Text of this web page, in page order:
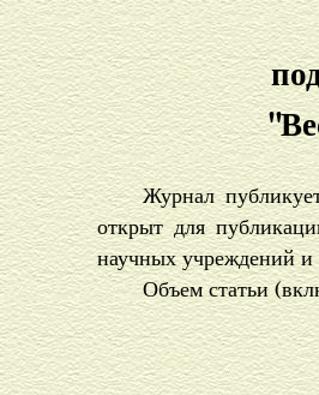
Журнал
открыт для
научных учреждений
Объем статьи